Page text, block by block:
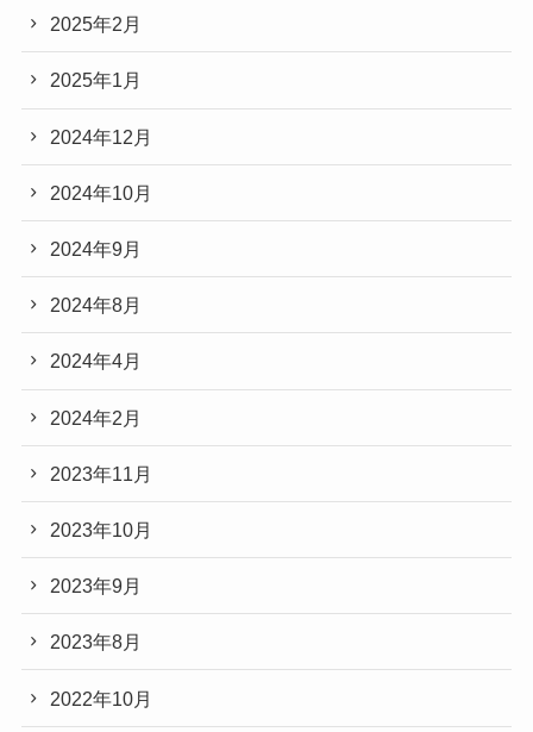
2025年2月
2025年1月
2024年12月
2024年10月
2024年9月
2024年8月
2024年4月
2024年2月
2023年11月
2023年10月
2023年9月
2023年8月
2022年10月